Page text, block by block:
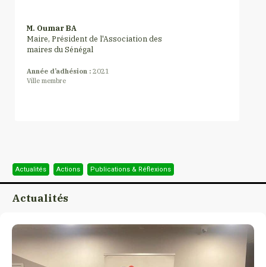
M. Oumar BA
Maire, Président de l'Association des
maires du Sénégal
Année d’adhésion : 2021
Ville membre
Actualités Actions Publications & Réflexions
Actualités